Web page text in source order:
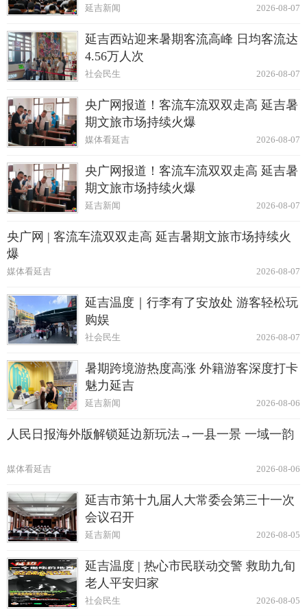
2026-08-07
延吉新闻
延吉西站迎来暑期客流高峰 日均客流达
4.56万人次
2026-08-07
社会民生
央广网报道！客流车流双双走高 延吉暑
期文旅市场持续火爆
2026-08-07
媒体看延吉
央广网报道！客流车流双双走高 延吉暑
期文旅市场持续火爆
2026-08-07
延吉新闻
央广网 | 客流车流双双走高 延吉暑期文旅市场持续火
爆
2026-08-07
媒体看延吉
延吉温度｜行李有了安放处 游客轻松玩
购娱
2026-08-07
社会民生
暑期跨境游热度高涨 外籍游客深度打卡
魅力延吉
2026-08-06
延吉新闻
人民日报海外版解锁延边新玩法→一县一景 一域一韵
2026-08-06
媒体看延吉
延吉市第十九届人大常委会第三十一次
会议召开
2026-08-05
延吉新闻
延吉温度 | 热心市民联动交警 救助九旬
老人平安归家
2026-08-05
社会民生